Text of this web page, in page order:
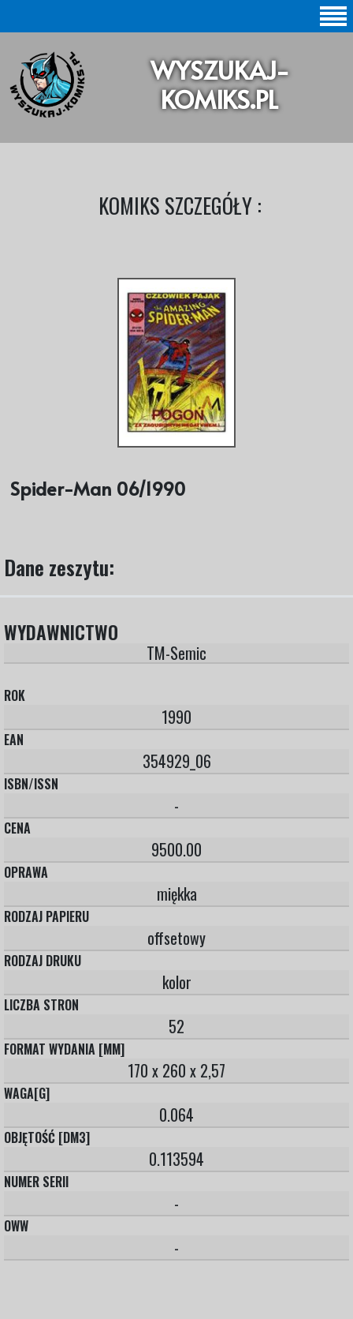
SZUKAJ |
BAZA KOMIKSÓW |
KOLEKCJE KOMIKSÓW
WYSZUKAJ-
KOMIKS.PL
KOMIKS SZCZEGÓŁY :
Spider-Man 06/1990
Dane zeszytu:
WYDAWNICTWO
TM-Semic
ROK
1990
EAN
354929_06
ISBN/ISSN
-
CENA
9500.00
OPRAWA
miękka
RODZAJ PAPIERU
offsetowy
RODZAJ DRUKU
kolor
LICZBA STRON
52
FORMAT WYDANIA [MM]
170 x 260 x 2,57
WAGA[G]
0.064
OBJĘTOŚĆ [DM3]
0.113594
NUMER SERII
-
OWW
-